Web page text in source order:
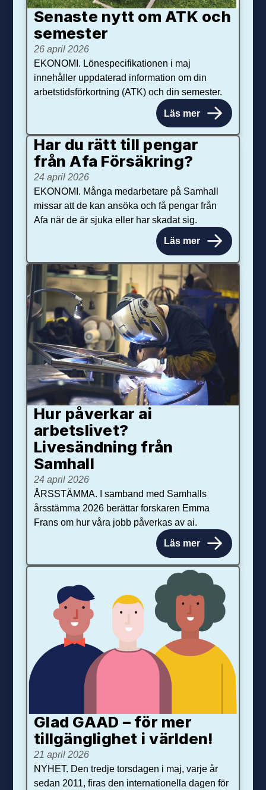
Senaste nytt om ATK och
se­mester
26 april 2026
EKONOMI. Lönespecifikationen i maj
innehåller uppdaterad information om din
arbetstidsförkortning (ATK) och din semester.
Läs mer
Har du rätt till pengar
från Afa Försäkring?
24 april 2026
EKONOMI. Många medarbetare på Samhall
missar att de kan ansöka och få pengar från
Afa när de är sjuka eller har skadat sig.
Läs mer
Hur påverkar ai
arbetslivet?
Livesändning från
Samhall
24 april 2026
ÅRSSTÄMMA. I samband med Samhalls
årsstämma 2026 berättar forskaren Emma
Frans om hur våra jobb påverkas av ai.
Läs mer
Glad GAAD – för mer
tillgänglighet i världen!
21 april 2026
NYHET. Den tredje torsdagen i maj, varje år
sedan 2011, firas den internationella dagen för